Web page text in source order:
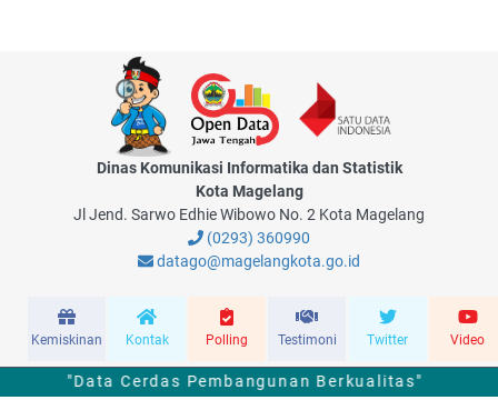
Dinas Komunikasi Informatika dan Statistik
Kota Magelang
Jl Jend. Sarwo Edhie Wibowo No. 2 Kota Magelang
(0293) 360990
datago@magelangkota.go.id
Kemiskinan Kontak Polling Testimoni Twitter Video
"Data Cerdas Pembangunan Berkualitas"